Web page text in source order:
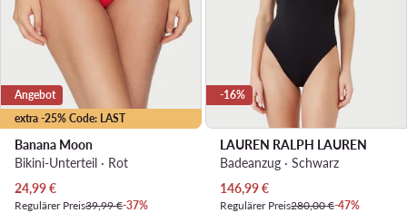
extra -25% Code: LAST
Angebot
Banana Moon
Bikini-Unterteil · Rot
Aktueller Preis
24,99€
Regulärer Preis39,99 €-37%
-16%
LAUREN RALPH LAUREN
Badeanzug · Schwarz
Aktueller Preis
146,99€
Regulärer Preis280,00 €-47%